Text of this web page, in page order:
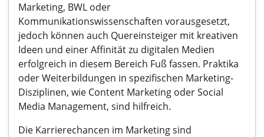
Marketing, BWL oder
Kommunikationswissenschaften vorausgesetzt,
jedoch können auch Quereinsteiger mit kreativen
Ideen und einer Affinität zu digitalen Medien
erfolgreich in diesem Bereich Fuß fassen. Praktika
oder Weiterbildungen in spezifischen Marketing-
Disziplinen, wie Content Marketing oder Social
Media Management, sind hilfreich.
Die Karrierechancen im Marketing sind